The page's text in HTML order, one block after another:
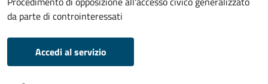
da parte di controinteressati
Accedi al servizio